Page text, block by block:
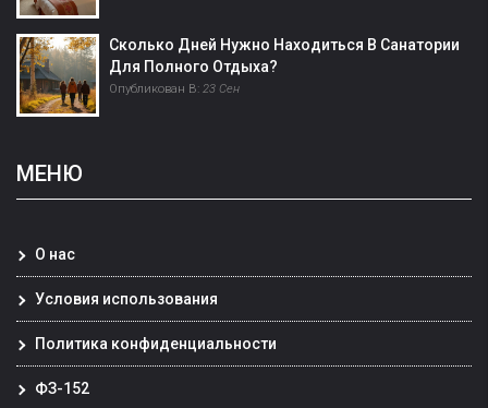
Сколько Дней Нужно Находиться В Санатории
Для Полного Отдыха?
Опубликован В: 23 Сен
МЕНЮ
О нас
Условия использования
Политика конфиденциальности
ФЗ-152